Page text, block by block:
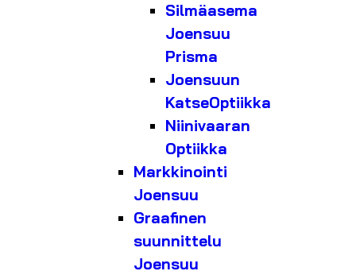
Silmäasema
Joensuu
Prisma
Joensuun
KatseOptiikka
Niinivaaran
Optiikka
Markkinointi
Joensuu
Graafinen
suunnittelu
Joensuu